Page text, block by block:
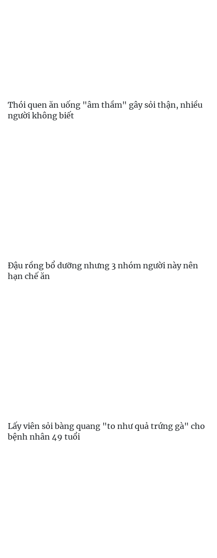
Thói quen ăn uống "âm thầm" gây sỏi thận, nhiều
người không biết
Đậu rồng bổ dưỡng nhưng 3 nhóm người này nên
hạn chế ăn
Lấy viên sỏi bàng quang "to như quả trứng gà" cho
bệnh nhân 49 tuổi